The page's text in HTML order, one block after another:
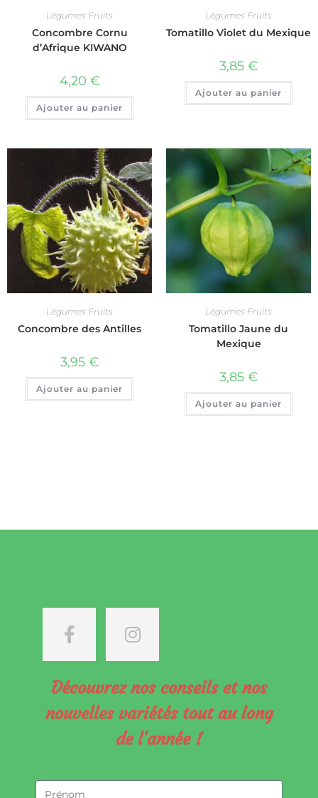
Légumes Fruits
Concombre Cornu
d’Afrique KIWANO
4,20 €
Ajouter au panier
Légumes Fruits
Tomatillo Violet du Mexique
3,85 €
Ajouter au panier
Légumes Fruits
Concombre des Antilles
3,95 €
Ajouter au panier
Légumes Fruits
Tomatillo Jaune du
Mexique
3,85 €
Ajouter au panier
Découvrez nos conseils et nos
nouvelles variétés tout au long
de l'année !